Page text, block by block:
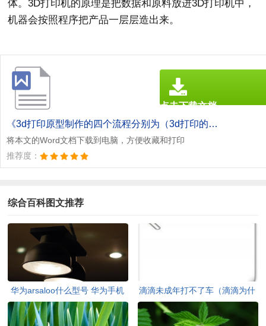
体。3D打印机的原理是把数据和原料放进3D打印机中，
机器会按照程序把产品一层层造出来。
《3d打印原型制作的四个流程分别为（3d打印的原理和流程是什么）.doc》
将本文的Word文档下载到电脑，方便收藏和打印
推荐度：
点击下载文档
文档为doc格式
综合百科图文推荐
华为arsaloo什么型号 华为手机
arsaloo多少钱
滴滴未成年打不了车（滴滴为什
么未成年打不了车）